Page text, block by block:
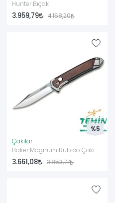
Hunter Bıçak
3.959,79 4.168,20
Çakılar
Böker Magnum Rubico Çakı
3.661,08 3.853,77
%5